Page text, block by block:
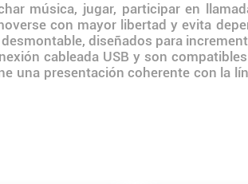
música, jugar, participar en
con mayor libertad y evita
diseñados para
cableada USB y son
una presentación coherente con la